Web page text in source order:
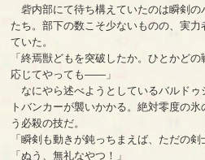
砦内部にて待ち構えていたのは瞬剣の
たち。部下の数こそ少ないものの、実
ていた。
「終焉獣どもを突破したか。ひとかど
応じてやっても――」
なにやら述べようとしているバルドゥ
トバンカーが襲いかかる。絶対零度の
う必殺の技だ。
「瞬剣も動きが鈍っちまえば、ただの剣
「ぬう、無礼なやつ！」